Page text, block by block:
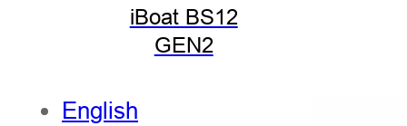
iBoat BS12
GEN2
English